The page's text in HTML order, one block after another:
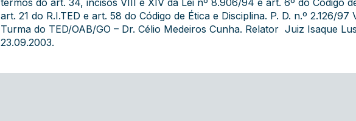
termos do art. 34, incisos VIII e XIV da Lei nº 8.906/94 e art. 6º do Código
art. 21 do R.I.TED e art. 58 do Código de Ética e Disciplina. P. D. n.º 2.126/97
Turma do TED/OAB/GO – Dr. Célio Medeiros Cunha. Relator  Juiz Isaque
23.09.2003.